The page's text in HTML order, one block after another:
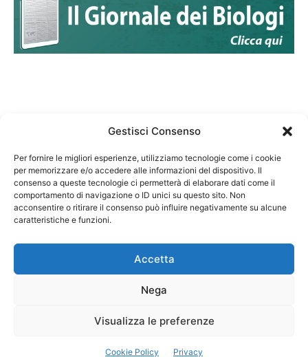
Gestisci Consenso
Per fornire le migliori esperienze, utilizziamo tecnologie come i cookie
per memorizzare e/o accedere alle informazioni del dispositivo. Il
consenso a queste tecnologie ci permetterà di elaborare dati come il
comportamento di navigazione o ID unici su questo sito. Non
acconsentire o ritirare il consenso può influire negativamente su alcune
caratteristiche e funzioni.
Accetta
Nega
Visualizza le preferenze
Cookie Policy Privacy
Federazione Nazionale Degli Ordini dei Biologi:
codice fiscale 80069130583
Responsabile sito internet www.fnob.it:
Privacy Policy Cookie Policy
Rights Reserved.